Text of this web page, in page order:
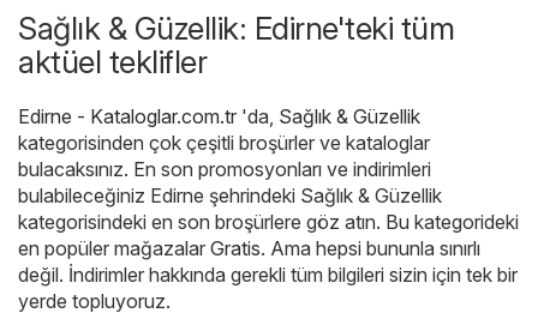
Sağlık & Güzellik: Edirne'teki tüm
aktüel teklifler
Edirne - Kataloglar.com.tr 'da, Sağlık & Güzellik
kategorisinden çok çeşitli broşürler ve kataloglar
bulacaksınız. En son promosyonları ve indirimleri
bulabileceğiniz Edirne şehrindeki Sağlık & Güzellik
kategorisindeki en son broşürlere göz atın. Bu kategorideki
en popüler mağazalar Gratis. Ama hepsi bununla sınırlı
değil. İndirimler hakkında gerekli tüm bilgileri sizin için tek bir
yerde topluyoruz.